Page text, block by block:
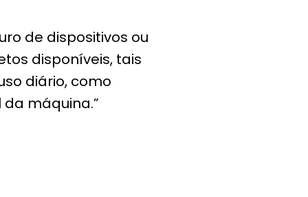
de dispositivos ou
disponíveis, tais
diário, como
máquina.”